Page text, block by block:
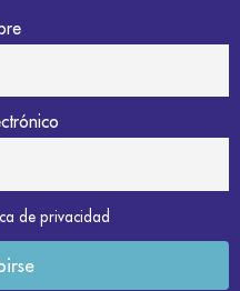
de privacidad